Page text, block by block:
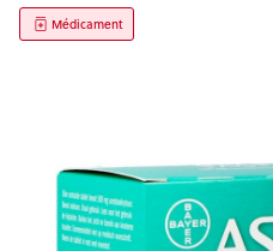
Médicament